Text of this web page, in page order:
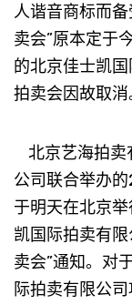
人谐音商标而
卖会”原本定于
的北京佳士凯国
拍卖会因故取消
北京艺海拍卖
公司联合举办
于明天在北京
凯国际拍卖有
卖会”通知。对
际拍卖有限公